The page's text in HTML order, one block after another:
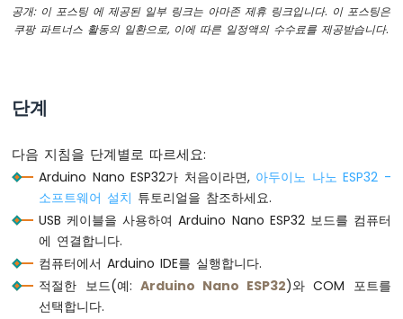
니
터
노
나
ESP32
-
얼
로
터
공개: 이 포스팅 에 제공된 일부 링크는 아마존 제휴 링크입니다. 이 포스팅은
쿠팡 파트너스 활동의 일환으로, 이에 따른 일정액의 수수료를 제공받습니다.
단계
다음 지침을 단계별로 따르세요:
Arduino Nano ESP32가 처음이라면, 아두이노 나노 ESP32 -
소프트웨어 설치 튜토리얼을 참조하세요.
USB 케이블을 사용하여 Arduino Nano ESP32 보드를 컴퓨터
에 연결합니다.
컴퓨터에서 Arduino IDE를 실행합니다.
적절한 보드(예: Arduino Nano ESP32)와 COM 포트를
선택합니다.